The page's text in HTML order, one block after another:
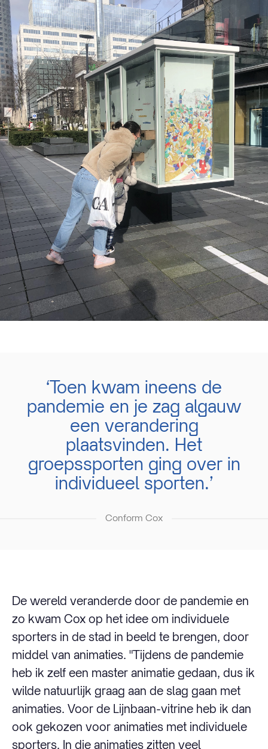
‘Toen kwam ineens de
pandemie en je zag algauw
een verandering
plaatsvinden. Het
groepssporten ging over in
individueel sporten.’
Conform Cox
De wereld veranderde door de pandemie en
zo kwam Cox op het idee om individuele
sporters in de stad in beeld te brengen, door
middel van animaties. "Tijdens de pandemie
heb ik zelf een master animatie gedaan, dus ik
wilde natuurlijk graag aan de slag gaan met
animaties. Voor de Lijnbaan-vitrine heb ik dan
ook gekozen voor animaties met individuele
sporters. In die animaties zitten veel